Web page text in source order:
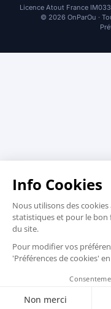
Golf
Hôtels-Clubs et Chaînes
Qui sommes-nous ?
Licence Atout France
© 2026 OnParOu ·